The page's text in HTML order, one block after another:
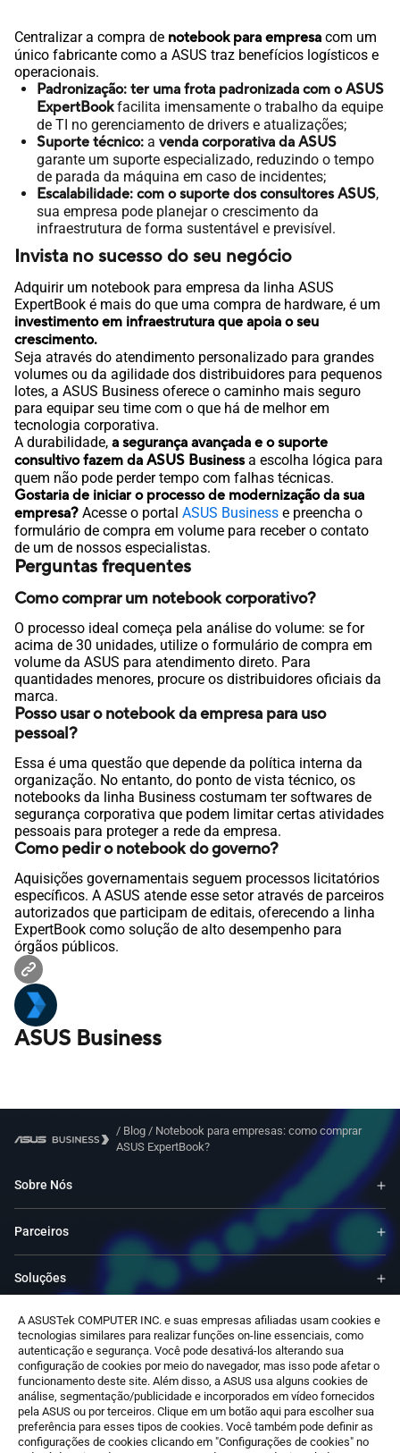
A ASUSTek COMPUTER INC. e suas empresas afiliadas usam cookies e
tecnologias similares para realizar funções on-line essenciais, como
autenticação e segurança. Você pode desativá-los alterando sua
configuração de cookies por meio do navegador, mas isso pode afetar o
funcionamento deste site. Além disso, a ASUS usa alguns cookies de
análise, segmentação/publicidade e incorporados em vídeo fornecidos
pela ASUS ou por terceiros. Clique em um botão aqui para escolher sua
preferência para esses tipos de cookies. Você também pode definir as
configurações de cookies clicando em "Configurações de cookies" no
Centralizar a compra de notebook para empresa com um
único fabricante como a ASUS traz benefícios logísticos e
operacionais.
Padronização: ter uma frota padronizada com o ASUS
ExpertBookfacilita imensamente o trabalho da equipe
de TI no gerenciamento de drivers e atualizações;
Suporte técnico: a venda corporativa da ASUS
garante um suporte especializado, reduzindo o tempo
de parada da máquina em caso de incidentes;
Escalabilidade: com o suporte dos consultores ASUS,
sua empresa pode planejar o crescimento da
infraestrutura de forma sustentável e previsível.
Invista no sucesso do seu negócio
Adquirir um notebook para empresa da linha ASUS
ExpertBook é mais do que uma compra de hardware, é um
investimento em infraestrutura que apoia o seu
crescimento.
Seja através do atendimento personalizado para grandes
volumes ou da agilidade dos distribuidores para pequenos
lotes, a ASUS Business oferece o caminho mais seguro
para equipar seu time com o que há de melhor em
tecnologia corporativa.
A durabilidade, a segurança avançada e o suporte
consultivo fazem da ASUS Businessa escolha lógica para
quem não pode perder tempo com falhas técnicas.
Gostaria de iniciar o processo de modernização da sua
empresa? Acesse o portal ASUS Business e preencha o
formulário de compra em volume para receber o contato
de um de nossos especialistas.
Perguntas frequentes
Como comprar um notebook corporativo?
O processo ideal começa pela análise do volume: se for
acima de 30 unidades, utilize o formulário de compra em
volume da ASUS para atendimento direto. Para
quantidades menores, procure os distribuidores oficiais da
marca.
Posso usar o notebook da empresa para uso
pessoal?
Essa é uma questão que depende da política interna da
organização. No entanto, do ponto de vista técnico, os
notebooks da linha Business costumam ter softwares de
segurança corporativa que podem limitar certas atividades
pessoais para proteger a rede da empresa.
Como pedir o notebook do governo?
Aquisições governamentais seguem processos licitatórios
específicos. A ASUS atende esse setor através de parceiros
autorizados que participam de editais, oferecendo a linha
ExpertBook como solução de alto desempenho para
órgãos públicos.
ASUS Business
/ Blog / Notebook para empresas: como comprar
ASUS ExpertBook?
Sobre Nós
Parceiros
Soluções
Recursos
Contato